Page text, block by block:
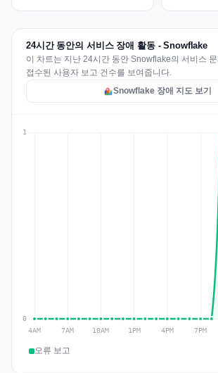
24시간 동안의 서비스 장애 활동 - Snowflake
이 차트는 지난 24시간 동안 Snowflake의 서비스
접수된 사용자 보고 건수를 보여줍니다.
Snowflake 장애 지도 보기
오류 보고